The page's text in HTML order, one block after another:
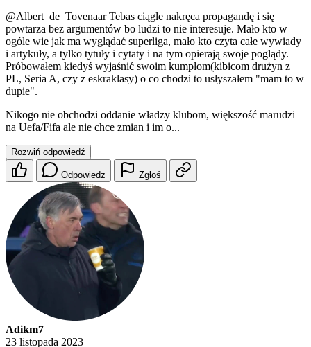
@Albert_de_TovenaarTebas ciągle nakręca propagandę i się
powtarza bez argumentów bo ludzi to nie interesuje. Mało kto w
ogóle wie jak ma wyglądać superliga, mało kto czyta całe wywiady
i artykuły, a tylko tytuły i cytaty i na tym opierają swoje poglądy.
Próbowałem kiedyś wyjaśnić swoim kumplom(kibicom drużyn z
PL, Seria A, czy z eskraklasy) o co chodzi to usłyszałem "mam to w
dupie".
Nikogo nie obchodzi oddanie władzy klubom, większość marudzi
na Uefa/Fifa ale nie chce zmian i im o...
Rozwiń odpowiedź
Odpowiedz Zgłoś
Adikm7
23 listopada 2023